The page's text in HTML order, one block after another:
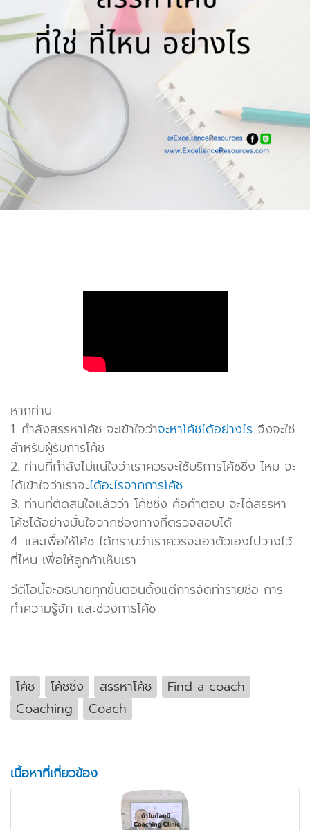
หากท่าน
1. กำลังสรรหาโค้ช จะเข้าใจว่าจะหาโค้ชได้อย่างไร จึงจะใช่
สำหรับผู้รับการโค้ช
2. ท่านที่กำลังไม่แน่ใจว่าเราควรจะใช้บริการโค้ชชิ่ง ไหม จะ
ได้เข้าใจว่าเราจะได้อะไรจากการโค้ช
3. ท่านที่ตัดสินใจแล้วว่า โค้ชชิ่ง คือคำตอบ จะได้สรรหา
โค้ชได้อย่างมั่นใจจากช่องทางที่ตรวจสอบได้
4. และเพื่อให้โค้ช ได้ทราบว่าเราควรจะเอาตัวเองไปวางไว้
ที่ไหน เพื่อให้ลูกค้าเห็นเรา
วีดีโอนี้จะอธิบายทุกขั้นตอนตั้งแต่การจัดทำรายชือ การ
ทำความรู้จัก และช่วงการโค้ช
โค้ช โค้ชชิ่ง สรรหาโค้ช
Find a coach
Coaching
Coach
เนื้อหาที่เกี่ยวข้อง